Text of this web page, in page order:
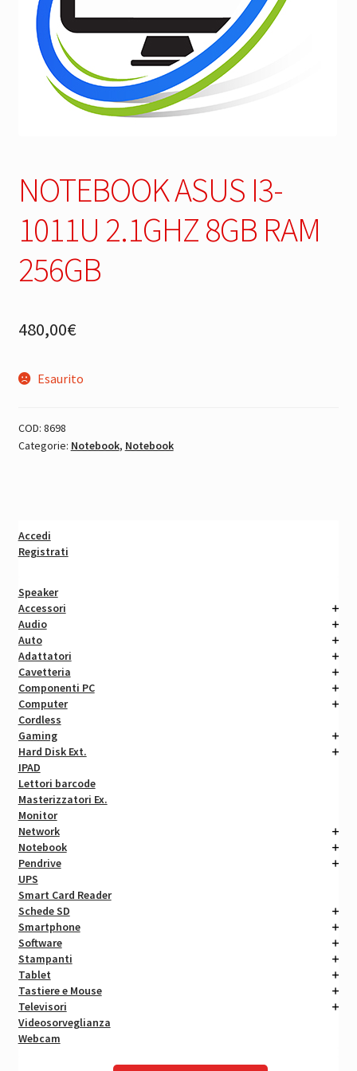
NOTEBOOK ASUS I3-
1011U 2.1GHZ 8GB RAM
256GB
480,00€
Esaurito
COD: 8698
Categorie: Notebook, Notebook
Accedi
Registrati
Speaker
Accessori
Audio
Auto
Adattatori
Cavetteria
Componenti PC
Computer
Cordless
Gaming
Hard Disk Ext.
IPAD
Lettori barcode
Masterizzatori Ex.
Monitor
Network
Notebook
Pendrive
UPS
Smart Card Reader
Schede SD
Smartphone
Software
Stampanti
Tablet
Tastiere e Mouse
Televisori
Videosorveglianza
Webcam